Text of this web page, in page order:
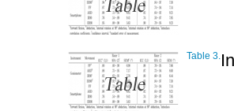
Table 3.